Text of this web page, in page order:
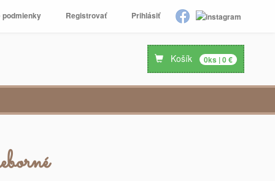
podmienky Registrovať Prihlásiť
Košík 0ks |0€